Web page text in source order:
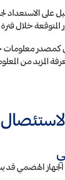
المتوقعة خلال فترة
كمصدر معلومات
المزيد من
الهضمي قد